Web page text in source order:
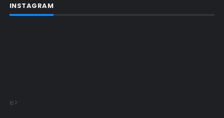
INSTAGRAM
e>